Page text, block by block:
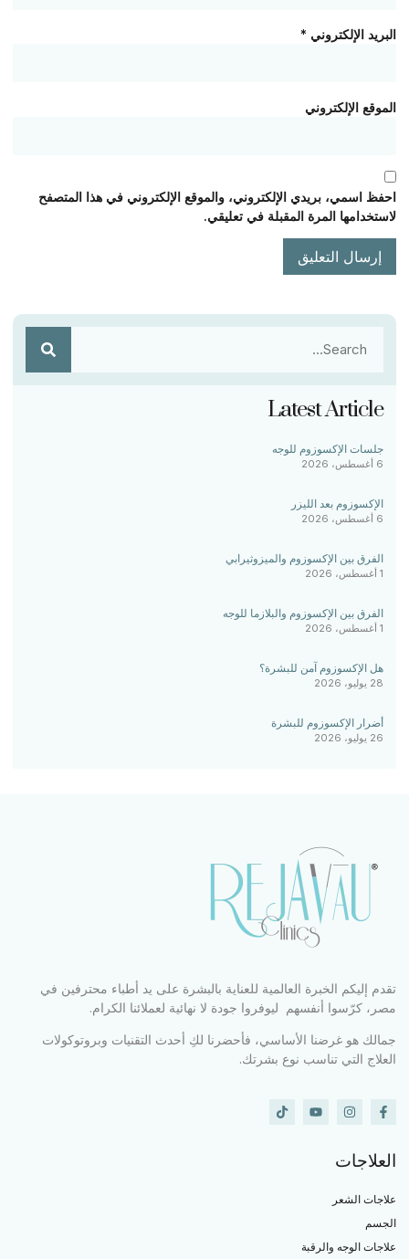
البريد الإلكتروني *
الموقع الإلكتروني
احفظ اسمي، بريدي الإلكتروني، والموقع الإلكتروني في هذا المتصفح
لاستخدامها المرة المقبلة في تعليقي.
Latest Article
جلسات الإكسوزوم للوجه
6 أغسطس، 2026
الإكسوزوم بعد الليزر
6 أغسطس، 2026
الفرق بين الإكسوزوم والميزوثيرابي
1 أغسطس، 2026
الفرق بين الإكسوزوم والبلازما للوجه
1 أغسطس، 2026
هل الإكسوزوم آمن للبشرة؟
28 يوليو، 2026
أضرار الإكسوزوم للبشرة
26 يوليو، 2026
تقدم إليكم الخبرة العالمية للعناية بالبشرة على يد أطباء محترفين في
مصر، كرّسوا أنفسهم ليوفروا جودة لا نهائية لعملائنا الكرام.
جمالك هو غرضنا الأساسي، فأحضرنا لكِ أحدث التقنيات وبروتوكولات
العلاج التي تناسب نوع بشرتك.
العلاجات
علاجات الشعر
الجسم
علاجات الوجه والرقبة